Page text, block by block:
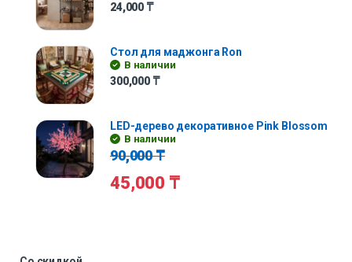
24,000 ₸
Стол для маджонга Ron
В наличии
300,000 ₸
LED-дерево декоративное Pink Blossom
В наличии
90,000₸
45,000 ₸